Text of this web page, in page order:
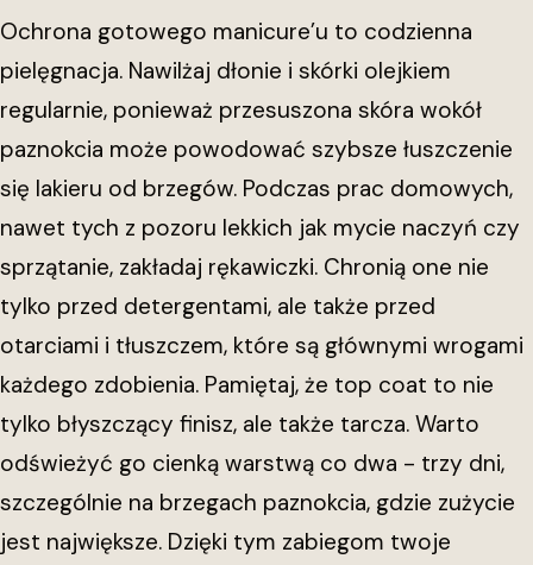
Ochrona gotowego manicure’u to codzienna
pielęgnacja. Nawilżaj dłonie i skórki olejkiem
regularnie, ponieważ przesuszona skóra wokół
paznokcia może powodować szybsze łuszczenie
się lakieru od brzegów. Podczas prac domowych,
nawet tych z pozoru lekkich jak mycie naczyń czy
sprzątanie, zakładaj rękawiczki. Chronią one nie
tylko przed detergentami, ale także przed
otarciami i tłuszczem, które są głównymi wrogami
każdego zdobienia. Pamiętaj, że top coat to nie
tylko błyszczący finisz, ale także tarcza. Warto
odświeżyć go cienką warstwą co dwa - trzy dni,
szczególnie na brzegach paznokcia, gdzie zużycie
jest największe. Dzięki tym zabiegom twoje